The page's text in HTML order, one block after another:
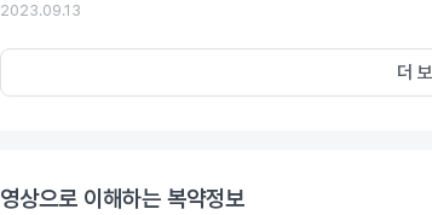
2023.09.13
더
영상으로 이해하는 복약정보